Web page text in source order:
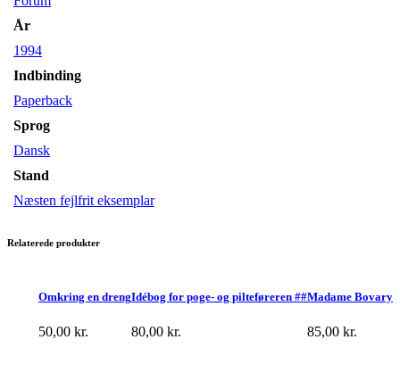
År
1994
Indbinding
Paperback
Sprog
Dansk
Stand
Næsten fejlfrit eksemplar
Relaterede produkter
Madame Bovary
85,00 kr.
Idébog for poge- og pilteføreren ##
80,00 kr.
Omkring en dreng
50,00 kr.